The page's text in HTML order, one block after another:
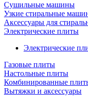
Сушильные машины
Узкие стиральные
Аксессуары для
Электрические плиты
Электрические
Газовые плиты
Настольные плиты
Комбинированные
Вытяжки и аксессуары